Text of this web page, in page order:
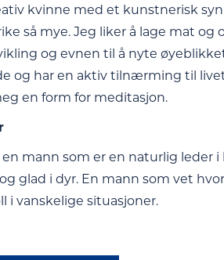
kvinne med et kunstnerisk
så mye. Jeg liker å lage mat og
og evnen til å nyte
og har en aktiv tilnærming til
en form for meditasjon.
mann som er en naturlig leder
glad i dyr. En mann som vet
i vanskelige situasjoner.